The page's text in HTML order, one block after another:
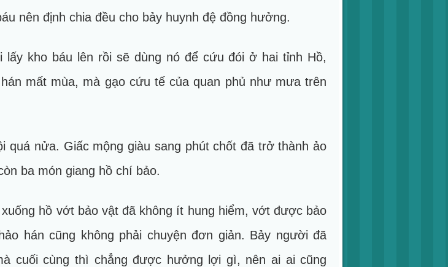
nên định chia đều cho bảy huynh đệ đồng hưởng.
lấy kho báu lên rồi sẽ dùng nó để cứu đói ở hai tỉnh Hồ,
mất mùa, mà gạo cứu tế của quan phủ như mưa trên
quá nửa. Giấc mộng giàu sang phút chốt đã trở thành ảo
ba món giang hồ chí bảo.
hồ vớt bảo vật đã không ít hung hiểm, vớt được bảo
hán cũng không phải chuyện đơn giản. Bảy người đã
cuối cùng thì chẳng được hưởng lợi gì, nên ai ai cũng